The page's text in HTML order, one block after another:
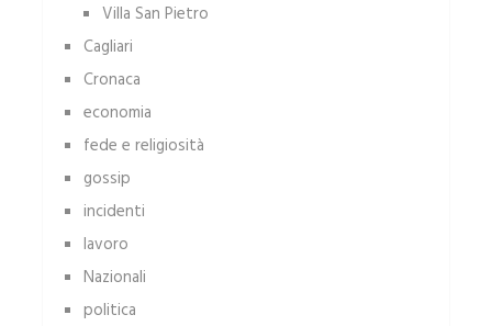
Villa San Pietro
Cagliari
Cronaca
economia
fede e religiosità
gossip
incidenti
lavoro
Nazionali
politica